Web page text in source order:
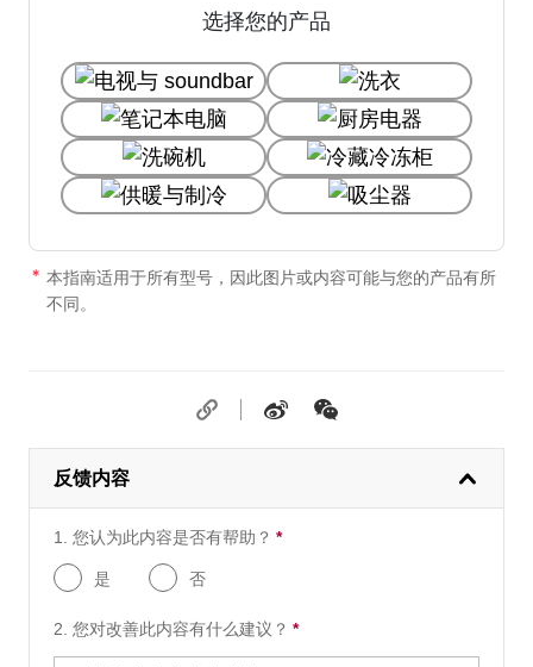
选择您的产品
本指南适用于所有型号，因此图片或内容可能与您的产品有所
不同。
反馈内容
1. 您认为此内容是否有帮助？ *需要的问题
是 否
2. 您对改善此内容有什么建议？ *需要的问题